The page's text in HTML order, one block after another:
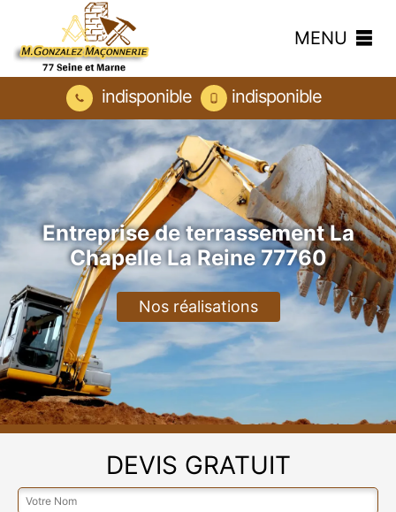
MENU
indisponible indisponible
Entreprise de terrassement La
Chapelle La Reine 77760
Nos réalisations
DEVIS GRATUIT